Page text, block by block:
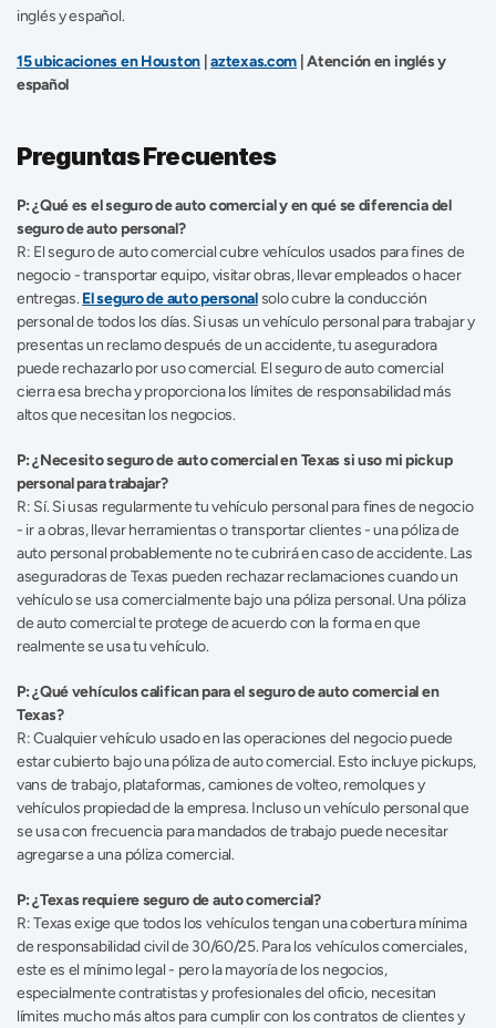
inglés y español.
15 ubicaciones en Houston | aztexas.com | Atención en inglés y
español
Preguntas Frecuentes
P: ¿Qué es el seguro de auto comercial y en qué se diferencia del
seguro de auto personal?
R: El seguro de auto comercial cubre vehículos usados para fines de
negocio - transportar equipo, visitar obras, llevar empleados o hacer
entregas. El seguro de auto personal solo cubre la conducción
personal de todos los días. Si usas un vehículo personal para trabajar y
presentas un reclamo después de un accidente, tu aseguradora
puede rechazarlo por uso comercial. El seguro de auto comercial
cierra esa brecha y proporciona los límites de responsabilidad más
altos que necesitan los negocios.
P: ¿Necesito seguro de auto comercial en Texas si uso mi pickup
personal para trabajar?
R: Sí. Si usas regularmente tu vehículo personal para fines de negocio
- ir a obras, llevar herramientas o transportar clientes - una póliza de
auto personal probablemente no te cubrirá en caso de accidente. Las
aseguradoras de Texas pueden rechazar reclamaciones cuando un
vehículo se usa comercialmente bajo una póliza personal. Una póliza
de auto comercial te protege de acuerdo con la forma en que
realmente se usa tu vehículo.
P: ¿Qué vehículos califican para el seguro de auto comercial en
Texas?
R: Cualquier vehículo usado en las operaciones del negocio puede
estar cubierto bajo una póliza de auto comercial. Esto incluye pickups,
vans de trabajo, plataformas, camiones de volteo, remolques y
vehículos propiedad de la empresa. Incluso un vehículo personal que
se usa con frecuencia para mandados de trabajo puede necesitar
agregarse a una póliza comercial.
P: ¿Texas requiere seguro de auto comercial?
R: Texas exige que todos los vehículos tengan una cobertura mínima
de responsabilidad civil de 30/60/25. Para los vehículos comerciales,
este es el mínimo legal - pero la mayoría de los negocios,
especialmente contratistas y profesionales del oficio, necesitan
límites mucho más altos para cumplir con los contratos de clientes y